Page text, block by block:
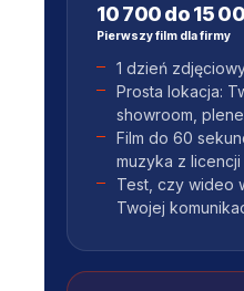
10 700 do 15
Pierwszy film dla firmy
1 dzień
Prosta lokacja:
showroom,
Film do 60
muzyka z licencji
Test, czy wideo
Twojej